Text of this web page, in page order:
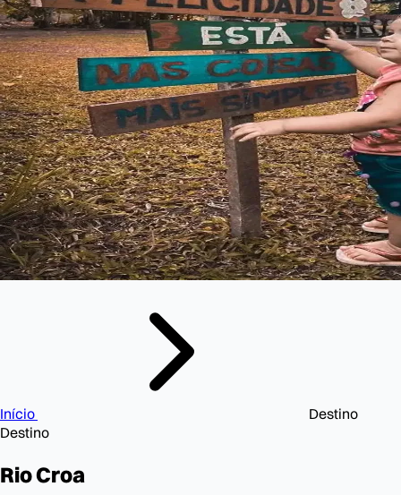
Início
Destino
Destino
RioCroa